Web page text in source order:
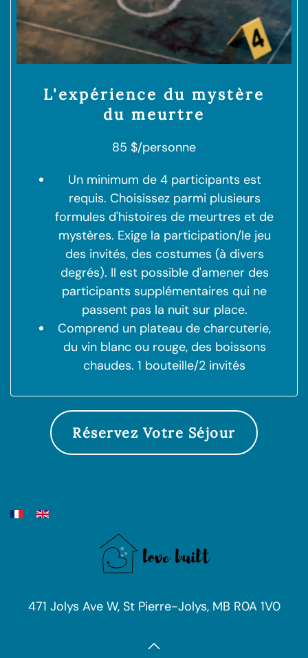
L'expérience du mystère
du meurtre
85 $/personne
Un minimum de 4 participants est
requis. Choisissez parmi plusieurs
formules d'histoires de meurtres et de
mystères. Exige la participation/le jeu
des invités, des costumes (à divers
degrés). Il est possible d'amener des
participants supplémentaires qui ne
passent pas la nuit sur place.
Comprend un plateau de charcuterie,
du vin blanc ou rouge, des boissons
chaudes. 1 bouteille/2 invités
Réservez Votre Séjour
471 Jolys Ave W, St Pierre-Jolys, MB R0A 1V0